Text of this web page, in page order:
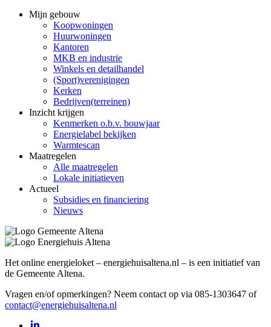
Mijn gebouw
Koopwoningen
Huurwoningen
Kantoren
MKB en industrie
Winkels en detailhandel
(Sport)verenigingen
Kerken
Bedrijven(terreinen)
Inzicht krijgen
Kenmerken o.b.v. bouwjaar
Energielabel bekijken
Warmtescan
Maatregelen
Alle maatregelen
Lokale initiatieven
Actueel
Subsidies en financiering
Nieuws
Het online energieloket – energiehuisaltena.nl – is een initiatief van
de Gemeente Altena.
Vragen en/of opmerkingen? Neem contact op via 085-1303647 of
contact@energiehuisaltena.nl